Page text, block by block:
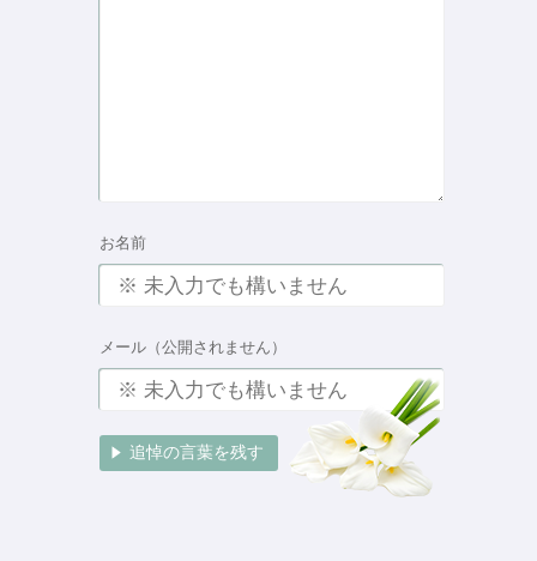
お名前
メール（公開されません）